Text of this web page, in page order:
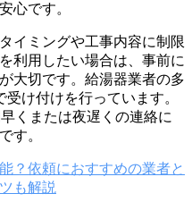
心です。
イミングや工事内容に制限
利用したい場合は、事前に
大切です。給湯器業者の多
け付けを行っています。
くまたは夜遅くの連絡に
す。
？依頼におすすめの業者と
も解説